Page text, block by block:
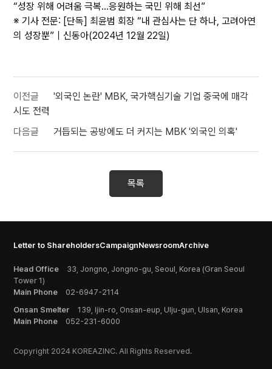
“성장 위해 어려움 극복…응원하는 국민 위해 최선”
※ 기사 전문: [단독] 최윤범 회장 “내 관심사는 단 하나, 고려아연
의 성장뿐”｜신동아(2024년 12월 22일)
이전글
'외국인 논란' MBK, 국가핵심기술 기업 중국에 매각
시도 전력
다음글
거듭되는 공방에도 더 커지는 MBK '외국인 의혹'
목록
Letter to ShareholdersCampaignNewsroomArchive
Head Office
33, Jongno, Jongno-gu, Seoul, Korea (Gran Seoul
Tower 1)
Main Phone
02-6947-2114
Onsan Smelter
139, Ijin-ro, Onsan-eup, Ulju-gun, Ulsan, Korea
Main Phone
052-231-6000
Copyright 2024 KOREAZINC. All Rights Reserved.